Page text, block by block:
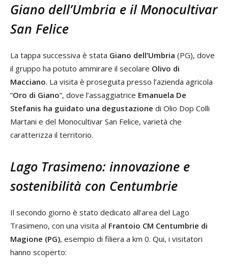
Giano dell’Umbria e il Monocultivar
San Felice
La tappa successiva è stata Giano dell’Umbria (PG), dove
il gruppo ha potuto ammirare il secolare Olivo di
Macciano. La visita è proseguita presso l’azienda agricola
“Oro di Giano”, dove l’assaggiatrice Emanuela De
Stefanis ha guidato una degustazione di Olio Dop Colli
Martani e del Monocultivar San Felice, varietà che
caratterizza il territorio.
Lago Trasimeno: innovazione e
sostenibilità con Centumbrie
Il secondo giorno è stato dedicato all’area del Lago
Trasimeno, con una visita al Frantoio CM Centumbrie di
Magione (PG), esempio di filiera a km 0. Qui, i visitatori
hanno scoperto: